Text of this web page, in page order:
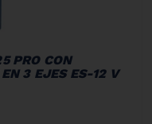
PRO CON
3 EJES ES-12 V